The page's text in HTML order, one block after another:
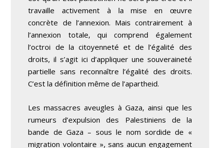
travaille activement à la mise en œuvre
concrète de l’annexion. Mais contrairement à
l’annexion totale, qui comprend également
l’octroi de la citoyenneté et de l’égalité des
droits, il s’agit ici d’appliquer une souveraineté
partielle sans reconnaître l’égalité des droits.
C’est la définition même de l’apartheid.
Les massacres aveugles à Gaza, ainsi que les
rumeurs d’expulsion des Palestiniens de la
bande de Gaza – sous le nom sordide de «
migration volontaire », sans aucun engagement